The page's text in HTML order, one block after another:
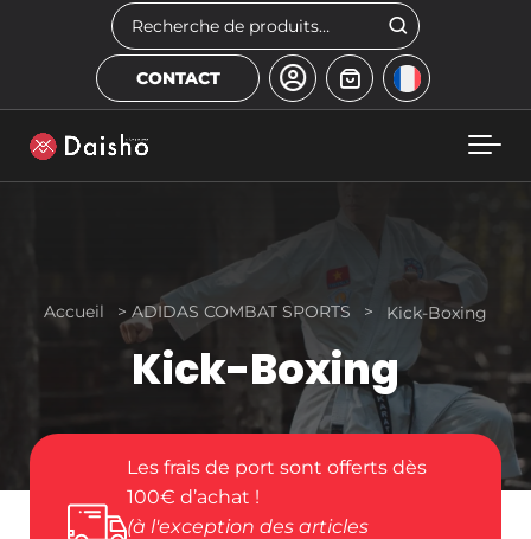
Skip to main content Rechercher
CONTACT
Kick-Boxing
Accueil > ADIDAS COMBAT SPORTS > Kick-Boxing
Les frais de port sont offerts dès
100€ d’achat !
(à l'exception des articles